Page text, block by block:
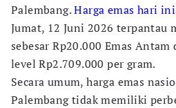
Palembang.Harga emas hari ini
Jumat, 12 Juni 2026 terpantau
sebesar Rp20.000 Emas
level Rp2.709.000 per gram.
Secara umum, harga emas
Palembang tidak memiliki